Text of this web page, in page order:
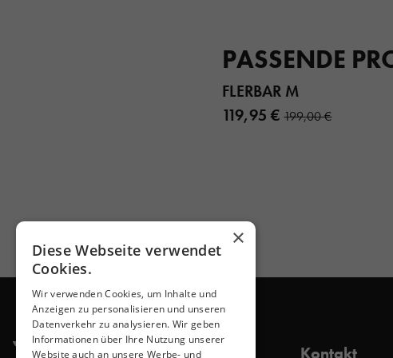
PASSENDE
FLERBAR M
119,95 €199,00 €
Kontakt
×
Diese Webseite verwendet
Cookies.
Wir verwenden Cookies, um Inhalte und
Anzeigen zu personalisieren und unseren
Datenverkehr zu analysieren. Wir geben
Informationen über Ihre Nutzung unserer
Website auch an unsere Werbe- und